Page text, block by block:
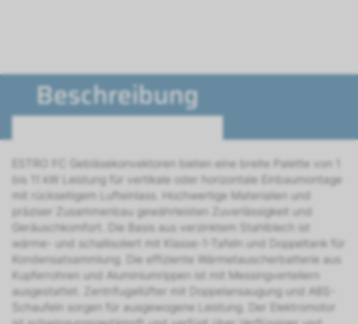
Beschreibung
ESTRO FC Gebläsekonvektoren bieten eine breite Palette von 1
bis 11 kW Leistung für vertikale oder horizontale Einbaumontage
mit rückseitigem Lufteinlass. Hochwertige Materialien und
präziser Zusammenbau gewährleisten Zuverlässigkeit und
Geräuschkomfort. Die Basis aus verzinktem Stahlblech ist
wärme- und schallisoliert mit Klasse-1-Tafeln und Doppeltank für
Kondensatsammlung. Die effiziente Wärmetauscherbatterie aus
Kupferrohren und Aluminiumrippen ist mit Messingverteilern
ausgestattet. Zentrifugallüfter mit Doppelansaugung und ABS-
Schaufeln sorgen für ausgewogene Leistung. Der Elektromotor